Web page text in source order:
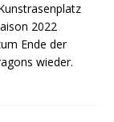
2022
Ende der
wieder.